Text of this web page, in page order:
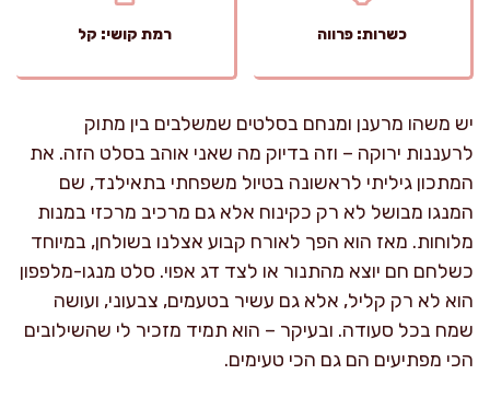
כשרות: פרווה רמת קושי: קל
יש משהו מרענן ומנחם בסלטים שמשלבים בין מתוק
לרעננות ירוקה – וזה בדיוק מה שאני אוהב בסלט הזה. את
המתכון גיליתי לראשונה בטיול משפחתי בתאילנד, שם
המנגו מבושל לא רק כקינוח אלא גם מרכיב מרכזי במנות
מלוחות. מאז הוא הפך לאורח קבוע אצלנו בשולחן, במיוחד
כשלחם חם יוצא מהתנור או לצד דג אפוי. סלט מנגו-מלפפון
הוא לא רק קליל, אלא גם עשיר בטעמים, צבעוני, ועושה
שמח בכל סעודה. ובעיקר – הוא תמיד מזכיר לי שהשילובים
הכי מפתיעים הם גם הכי טעימים.